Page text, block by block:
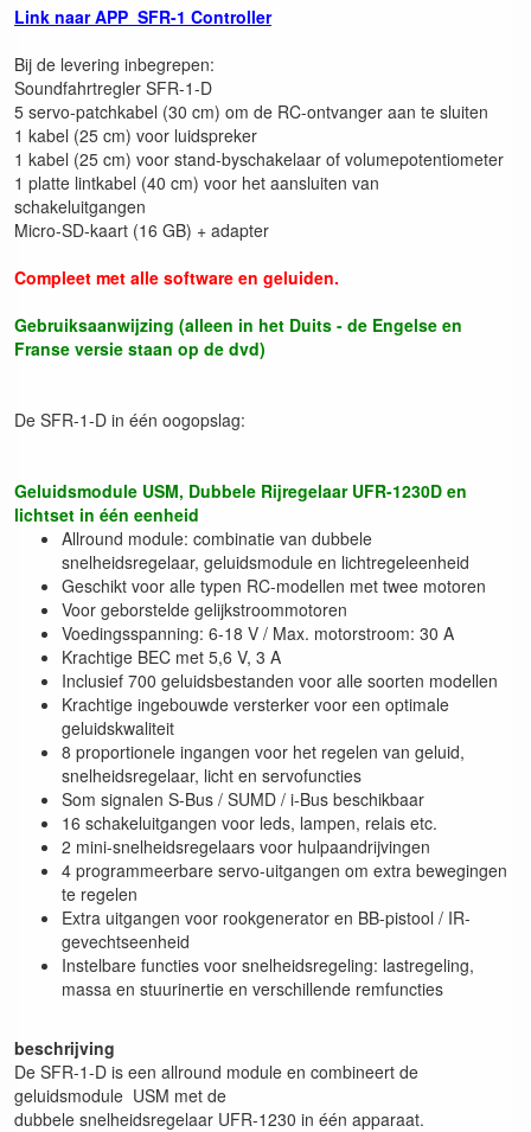
Link naar APP SFR-1 Controller
Bij de levering inbegrepen:
Soundfahrtregler SFR-1-D
5 servo-patchkabel (30 cm) om de RC-ontvanger aan te sluiten
1 kabel (25 cm) voor luidspreker
1 kabel (25 cm) voor stand-byschakelaar of volumepotentiometer
1 platte lintkabel (40 cm) voor het aansluiten van
schakeluitgangen
Micro-SD-kaart (16 GB) + adapter
Compleet met alle software en geluiden.
Gebruiksaanwijzing (alleen in het Duits - de Engelse en
Franse versie staan op de dvd)
De SFR-1-D in één oogopslag:
Geluidsmodule USM, Dubbele Rijregelaar UFR-1230D en
lichtset in één eenheid
Allround module: combinatie van dubbele
snelheidsregelaar, geluidsmodule en lichtregeleenheid
Geschikt voor alle typen RC-modellen met twee motoren
Voor geborstelde gelijkstroommotoren
Voedingsspanning: 6-18 V / Max. motorstroom: 30 A
Krachtige BEC met 5,6 V, 3 A
Inclusief 700 geluidsbestanden voor alle soorten modellen
Krachtige ingebouwde versterker voor een optimale
geluidskwaliteit
8 proportionele ingangen voor het regelen van geluid,
snelheidsregelaar, licht en servofuncties
Som signalen S-Bus / SUMD / i-Bus beschikbaar
16 schakeluitgangen voor leds, lampen, relais etc.
2 mini-snelheidsregelaars voor hulpaandrijvingen
4 programmeerbare servo-uitgangen om extra bewegingen
te regelen
Extra uitgangen voor rookgenerator en BB-pistool / IR-
gevechtseenheid
Instelbare functies voor snelheidsregeling: lastregeling,
massa en stuurinertie en verschillende remfuncties
beschrijving
De SFR-1-D is een allround module en combineert de
geluidsmodule USM met de
dubbele snelheidsregelaar UFR-1230 in één apparaat.